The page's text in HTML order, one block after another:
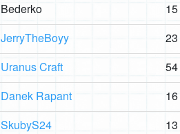
Bederko 15
JerryTheBoyy 23
Uranus Craft 54
Danek Rapant 16
SkubyS24 13